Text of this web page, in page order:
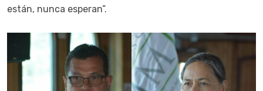
están, nunca esperan”.